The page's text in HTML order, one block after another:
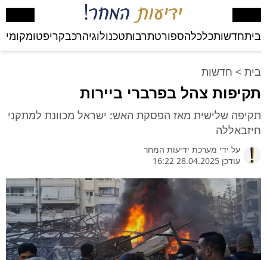
ביתחדשותכלכלהספורטתרבותטכנולוגיהרכבקריפטומקומי
בית > חדשות
תקיפות צהל בפרברי ביירות
תקיפה שלישית מאז הפסקת האש: ישראל מכוונת למתקני
חיזבאללה
על ידי מערכת ידיעות המחר
עודכן 28.04.2025 16:22